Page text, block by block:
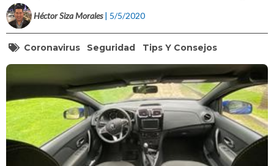
Héctor Siza Morales | 5/5/2020
Coronavirus Seguridad Tips Y Consejos